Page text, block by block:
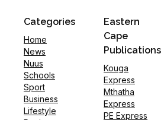
Categories
Home
News
Nuus
Schools
Sport
Business
Lifestyle
Eastern
Cape
Publications
Kouga
Express
Mthatha
Express
PE Express